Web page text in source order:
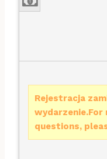
Rejestracja
questions,